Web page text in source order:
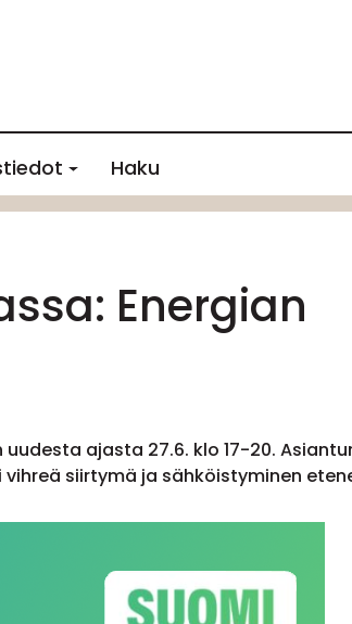
Haku
Energian
ajasta 27.6. klo 17-20.
siirtymä ja sähköistyminen